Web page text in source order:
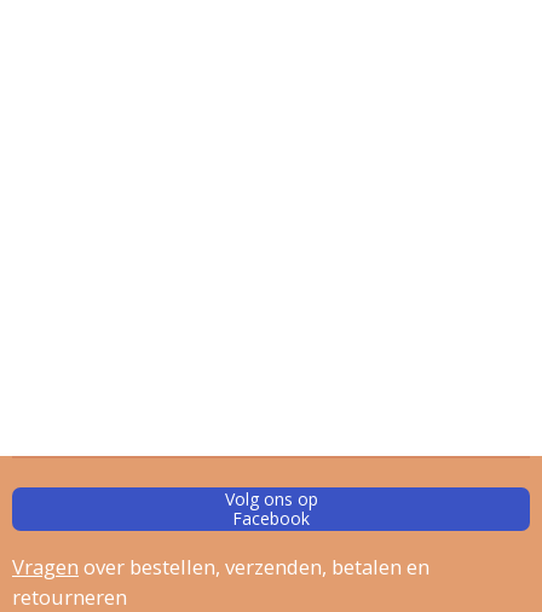
Volg ons op
Facebook
Vragen over bestellen, verzenden, betalen en
retourneren